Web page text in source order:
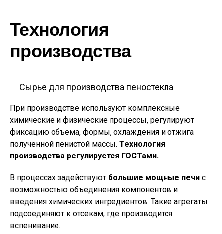
Технология
производства
Сырье для производства пеностекла
При производстве используют комплексные
химические и физические процессы, регулируют
фиксацию объема, формы, охлаждения и отжига
полученной пенистой массы. Технология
производства регулируется ГОСТами.
В процессах задействуют большие мощные печи с
возможностью объединения компонентов и
введения химических ингредиентов. Такие агрегаты
подсоединяют к отсекам, где производится
вспенивание.